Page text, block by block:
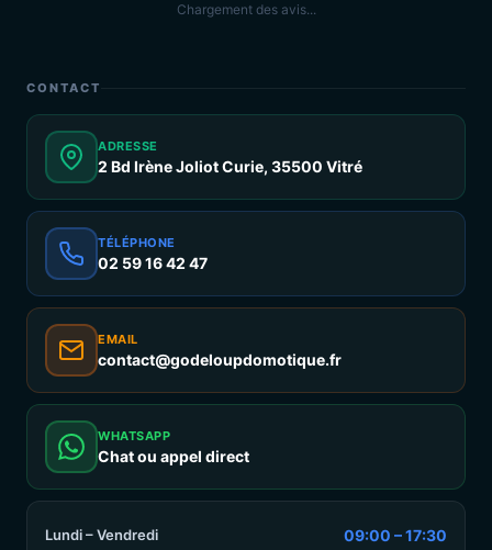
Chargement des avis...
CONTACT
ADRESSE
2 Bd Irène Joliot Curie, 35500 Vitré
TÉLÉPHONE
02 59 16 42 47
EMAIL
contact@godeloupdomotique.fr
WHATSAPP
Chat ou appel direct
Lundi – Vendredi 09:00 – 17:30